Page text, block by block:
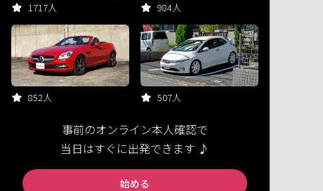
1717人 984人
852人 507人
事前のオンライン本人確認で
当日はすぐに出発できます ♪
始める